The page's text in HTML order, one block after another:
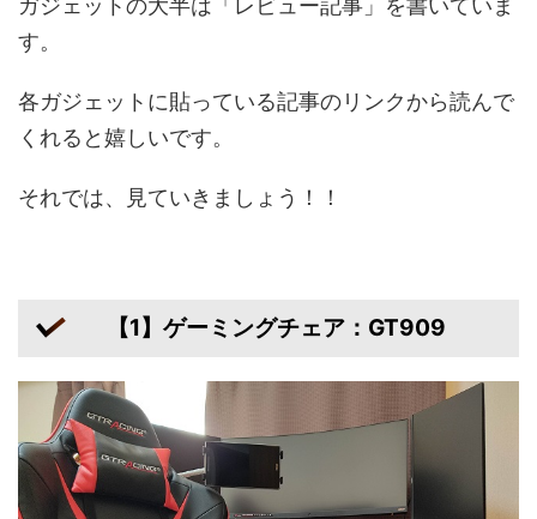
ガジェットの大半は「レビュー記事」を書いていま
す。
各ガジェットに貼っている記事のリンクから読んで
くれると嬉しいです。
それでは、見ていきましょう！！
【1】ゲーミングチェア：GT909